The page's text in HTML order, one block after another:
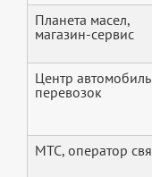
Планета масел,
магазин-сервис
Центр
перевозок
МТС, оператор